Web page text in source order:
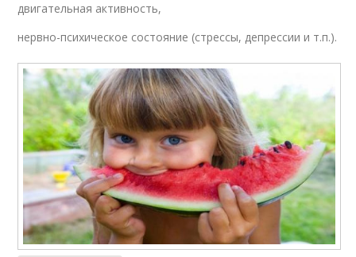
двигательная активность,
нервно-психическое состояние (стрессы, депрессии и т.п.).